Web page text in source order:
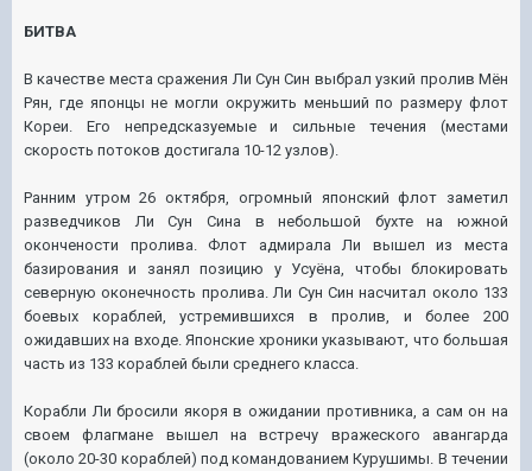
БИТВА
В качестве места сражения Ли Сун Син выбрал узкий пролив Мён
Рян, где японцы не могли окружить меньший по размеру флот
Кореи. Его непредсказуемые и сильные течения (местами
скорость потоков достигала 10-12 узлов).
Ранним утром 26 октября, огромный японский флот заметил
разведчиков Ли Сун Сина в небольшой бухте на южной
окончености пролива. Флот адмирала Ли вышел из места
базирования и занял позицию у Усуёна, чтобы блокировать
северную оконечность пролива. Ли Сун Син насчитал около 133
боевых кораблей, устремившихся в пролив, и более 200
ожидавших на входе. Японские хроники указывают, что большая
часть из 133 кораблей были среднего класса.
Корабли Ли бросили якоря в ожидании противника, а сам он на
своем флагмане вышел на встречу вражеского авангарда
(около 20-30 кораблей) под командованием Курушимы. В течении